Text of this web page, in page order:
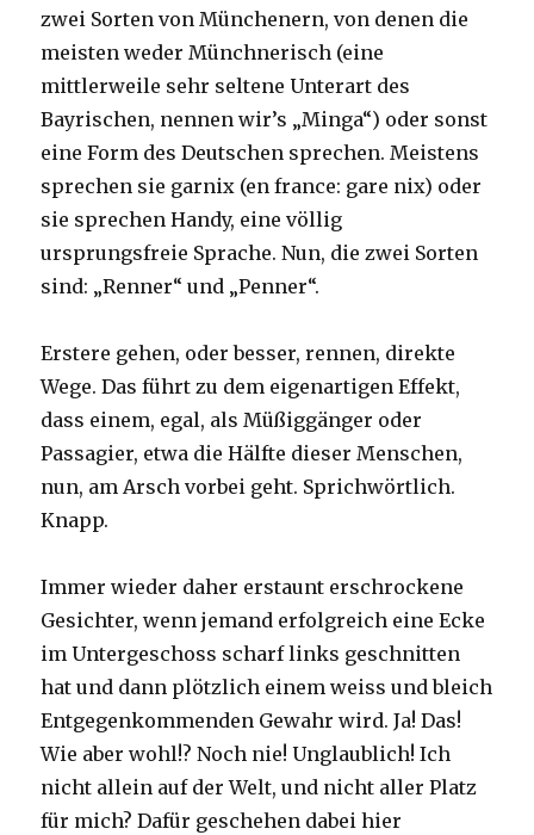
zwei Sorten von Münchenern, von denen die
meisten weder Münchnerisch (eine
mittlerweile sehr seltene Unterart des
Bayrischen, nennen wir’s „Minga“) oder sonst
eine Form des Deutschen sprechen. Meistens
sprechen sie garnix (en france: gare nix) oder
sie sprechen Handy, eine völlig
ursprungsfreie Sprache. Nun, die zwei Sorten
sind: „Renner“ und „Penner“.
Erstere gehen, oder besser, rennen, direkte
Wege. Das führt zu dem eigenartigen Effekt,
dass einem, egal, als Müßiggänger oder
Passagier, etwa die Hälfte dieser Menschen,
nun, am Arsch vorbei geht. Sprichwörtlich.
Knapp.
Immer wieder daher erstaunt erschrockene
Gesichter, wenn jemand erfolgreich eine Ecke
im Untergeschoss scharf links geschnitten
hat und dann plötzlich einem weiss und bleich
Entgegenkommenden Gewahr wird. Ja! Das!
Wie aber wohl!? Noch nie! Unglaublich! Ich
nicht allein auf der Welt, und nicht aller Platz
für mich? Dafür geschehen dabei hier